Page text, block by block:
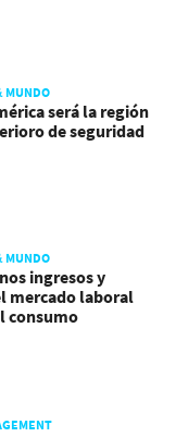
MUNDO
será la región
de seguridad
MUNDO
ingresos y
mercado laboral
consumo